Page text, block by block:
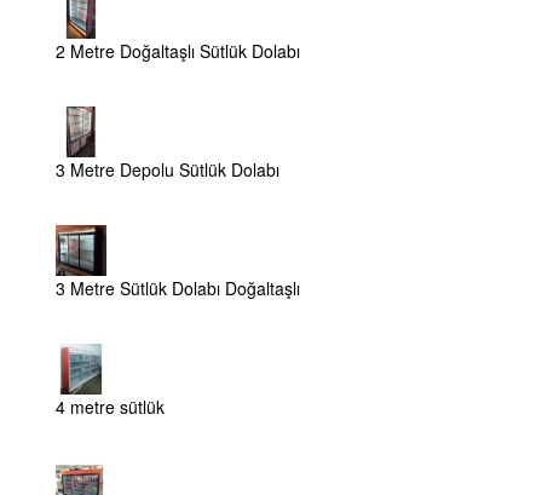
2 Metre Doğaltaşlı Sütlük Dolabı
3 Metre Depolu Sütlük Dolabı
3 Metre Sütlük Dolabı Doğaltaşlı
4 metre sütlük